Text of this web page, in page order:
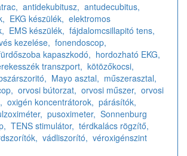
antidekubitusz, antudecubitus,
EKG készülék, elektromos
EMS készülék, fájdalomcsillapitó tens,
kezelése, fonendoscop,
kapaszkodó, hordozható EKG,
transzport, kötözőkocsi,
Mayo asztal, műszerasztal,
orvosi bútorzat, orvosi műszer, orvosi
oxigén koncentrátorok, párásítók,
pusoximeter, Sonnenburg
TENS stimulátor, térdkalács rögzítő,
vádliszorító, véroxigénszint